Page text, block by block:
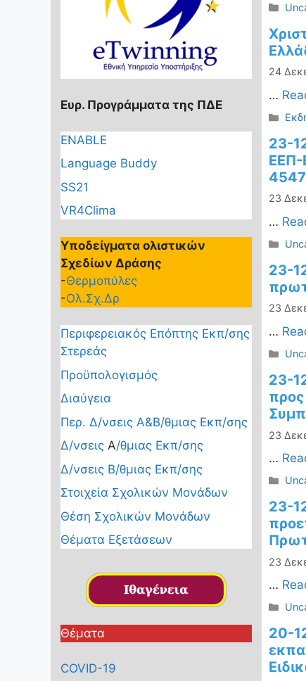
24
…
23-
ΕΕΠ-
23
…
23-
23
…
23-
23
…
23-
23
…
20-
Ευρ. Προγράμματα της ΠΔΕ
ENABLE
Language Buddy
SS21
VR4Clima
Υποδείγματα ολιστικών
Σχεδίων Δράσης
-Θερμοπύλες
-Ολ.Σχ.Δρ
Περιφερειακός Επόπτης Εκπ/σης
Στερεάς
Προϋπολογισμός
Διαύγεια
Περ. Δ/νσεις Α&Β/θμιας Εκπ/σης
Δ/νσεις Α/θμιας Εκπ/σης
Δ/νσεις Β/θμιας Εκπ/σης
Στοιχεία Σχολικών Μονάδων
Θέση Σχολικών Μονάδων
Θέματα Εξετάσεων
Θέματα
COVID-19